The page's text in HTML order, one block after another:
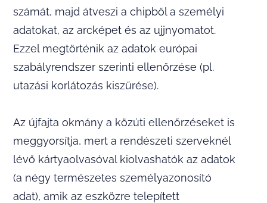
számát, majd átveszi a chipből a személyi
adatokat, az arcképet és az ujjnyomatot.
Ezzel megtörténik az adatok európai
szabályrendszer szerinti ellenőrzése (pl.
utazási korlátozás kiszűrése).
Az újfajta okmány a közúti ellenőrzéseket is
meggyorsítja, mert a rendészeti szerveknél
lévő kártyaolvasóval kiolvashatók az adatok
(a négy természetes személyazonosító
adat), amik az eszközre telepített